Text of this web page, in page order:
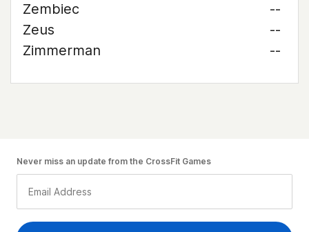
Zembiec
--
Zeus
--
Zimmerman
--
Never miss an update from the CrossFit Games